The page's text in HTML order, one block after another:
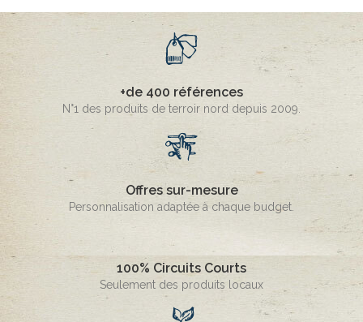
+de 400 références
N°1 des produits de terroir nord depuis 2009.
Offres sur-mesure
Personnalisation adaptée à chaque budget.
100% Circuits Courts
Seulement des produits locaux